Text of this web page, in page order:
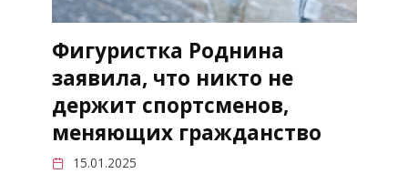
Фигуристка Роднина
заявила, что никто не
держит спортсменов,
меняющих гражданство
15.01.2025